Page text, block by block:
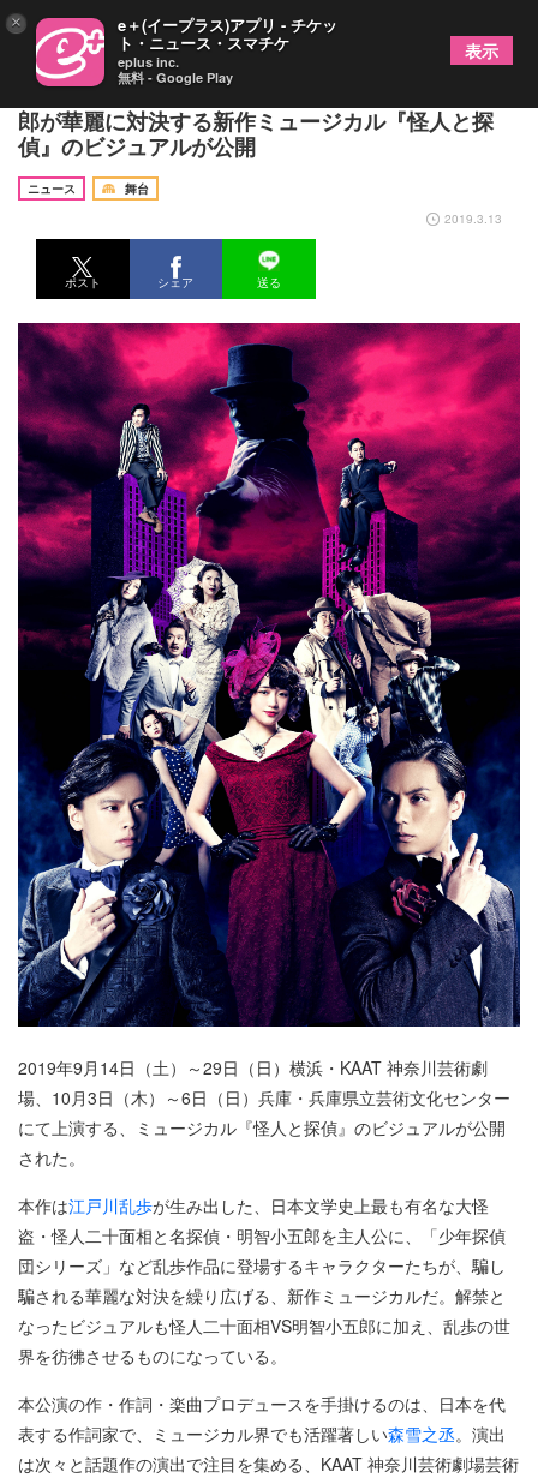
中川晃教、加藤和樹出演 怪人二十面相と明智小五
郎が華麗に対決する新作ミュージカル『怪人と探
偵』のビジュアルが公開
ニュース
舞台
2019.3.13
ポスト シェア 送る
2019年9月14日（土）～29日（日）横浜・KAAT 神奈川芸術劇
場、10月3日（木）～6日（日）兵庫・兵庫県立芸術文化センター
にて上演する、ミュージカル『怪人と探偵』のビジュアルが公開
された。
本作は江戸川乱歩が生み出した、日本文学史上最も有名な大怪
盗・怪人二十面相と名探偵・明智小五郎を主人公に、「少年探偵
団シリーズ」など乱歩作品に登場するキャラクターたちが、騙し
騙される華麗な対決を繰り広げる、新作ミュージカルだ。解禁と
なったビジュアルも怪人二十面相VS明智小五郎に加え、乱歩の世
界を彷彿させるものになっている。
本公演の作・作詞・楽曲プロデュースを手掛けるのは、日本を代
表する作詞家で、ミュージカル界でも活躍著しい森雪之丞。演出
は次々と話題作の演出で注目を集める、KAAT 神奈川芸術劇場芸術
× e＋(イープラス)アプリ - チケッ
ト・ニュース・スマチケ
eplus inc.
無料 - Google Play
表示